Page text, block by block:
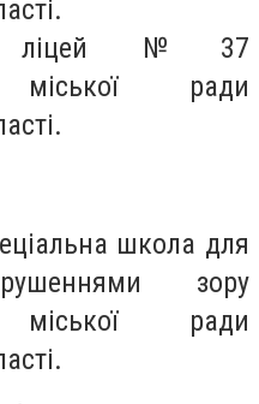
ліцей № 37
міської ради
школа для
зору
міської ради